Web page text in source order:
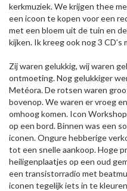
kerkmuziek. We krijgen thee
een icoon te kopen voor een
met een bloem uit de tuin en
kijken. Ik kreeg ook nog 3
Zij waren gelukkig, wij waren
ontmoeting. Nog gelukkiger
Metéora. De rotsen waren
bovenop. We waren er vroeg
omhoog komen. Icon
op een bord. Binnen was een
iconen. Ongure hebberige
tot een snelle aankoop. Hoge
heiligenplaatjes op een oud
een transistorradio met
iconen tegelijk iets in te